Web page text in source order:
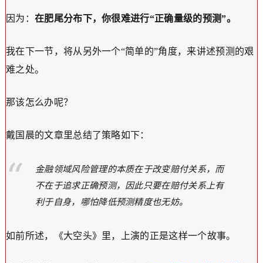
因为： 在肥尾分布下，你很难进行“正确量级的预测”。
我在下一节，将从另外一个“简单的”角度，来讲述预测的艰
难之处。
那该怎么办呢？
戴国晨的文章里总结了策略如下：
金融领域风险管理的本质在于改变赔付关系，而
不在于追求正确预测，因此只要在赔付关系上有
利于自身，哪怕降低预测精度也无妨。
如前所述，《大空头》里，上演的正是这样一个故事。